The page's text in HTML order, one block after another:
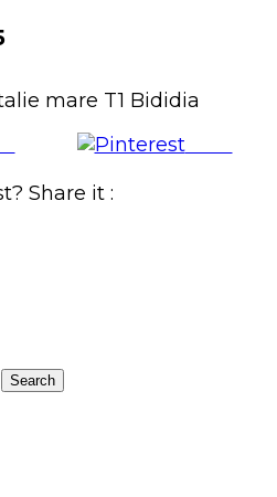
mare T1 Bididia
Save
Share it :